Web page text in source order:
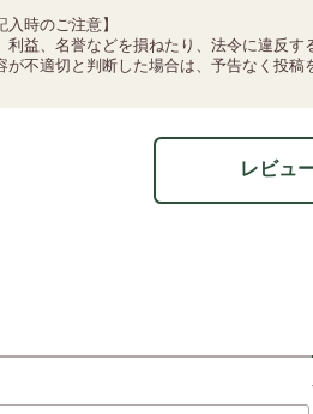
入時のご注意】
利益、名誉などを損ねたり、法令に違反す
が不適切と判断した場合は、予告なく投稿
レビュ